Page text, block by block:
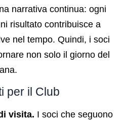
narrativa continua: ogni
risultato contribuisce a
nel tempo. Quindi, i soci
non solo il giorno del
per il Club
visita. I soci che seguono